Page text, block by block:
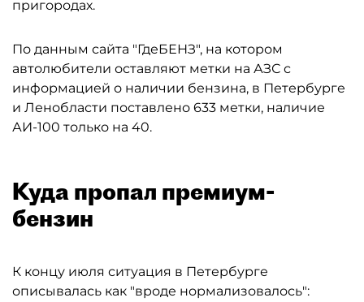
пригородах.
По данным сайта "ГдеБЕНЗ", на котором
автолюбители оставляют метки на АЗС с
информацией о наличии бензина, в Петербурге
и Ленобласти поставлено 633 метки, наличие
АИ-100 только на 40.
Куда пропал премиум-
бензин
К концу июля ситуация в Петербурге
описывалась как "вроде нормализовалось":